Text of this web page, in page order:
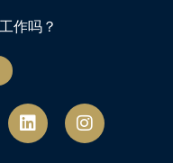
作吗？
L
i
n
社
交
网